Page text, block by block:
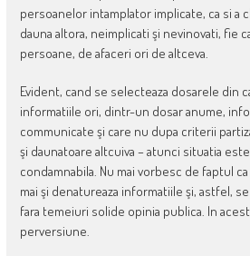
persoanelor intamplator implicate, ca si a
dauna altora, neimplicati şi nevinovati, fie
persoane, de afaceri ori de altceva.
Evident, cand se selecteaza dosarele din
informatiile ori, dintr-un dosar anume,
communicate şi care nu dupa criterii
şi daunatoare altcuiva – atunci situatia
condamnabila. Nu mai vorbesc de faptul
mai şi denatureaza informatiile şi, astfel,
fara temeiuri solide opinia publica. In
perversiune.